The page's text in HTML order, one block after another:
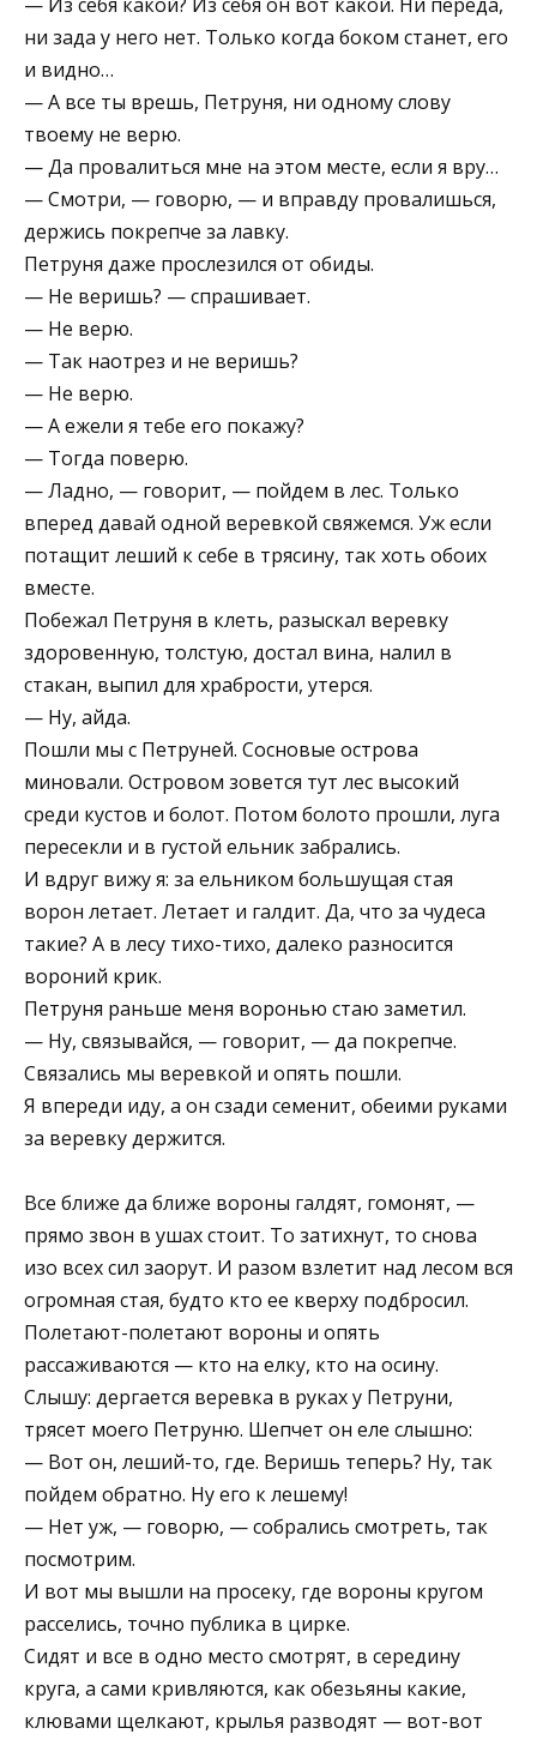
ни зада у него нет. Только когда боком станет, его
и видно…
— А все ты врешь, Петруня, ни одному слову
твоему не верю.
— Да провалиться мне на этом месте, если я вру…
— Смотри, — говорю, — и вправду провалишься,
держись покрепче за лавку.
Петруня даже прослезился от обиды.
— Не веришь? — спрашивает.
— Не верю.
— Так наотрез и не веришь?
— Не верю.
— А ежели я тебе его покажу?
— Тогда поверю.
— Ладно, — говорит, — пойдем в лес. Только
вперед давай одной веревкой свяжемся. Уж если
потащит леший к себе в трясину, так хоть обоих
вместе.
Побежал Петруня в клеть, разыскал веревку
здоровенную, толстую, достал вина, налил в
стакан, выпил для храбрости, утерся.
— Ну, айда.
Пошли мы с Петруней. Сосновые острова
миновали. Островом зовется тут лес высокий
среди кустов и болот. Потом болото прошли, луга
пересекли и в густой ельник забрались.
И вдруг вижу я: за ельником большущая стая
ворон летает. Летает и галдит. Да, что за чудеса
такие? А в лесу тихо-тихо, далеко разносится
вороний крик.
Петруня раньше меня воронью стаю заметил.
— Ну, связывайся, — говорит, — да покрепче.
Связались мы веревкой и опять пошли.
Я впереди иду, а он сзади семенит, обеими руками
за веревку держится.
Все ближе да ближе вороны галдят, гомонят, —
прямо звон в ушах стоит. То затихнут, то снова
изо всех сил заорут. И разом взлетит над лесом вся
огромная стая, будто кто ее кверху подбросил.
Полетают-полетают вороны и опять
рассаживаются — кто на елку, кто на осину.
Слышу: дергается веревка в руках у Петруни,
трясет моего Петруню. Шепчет он еле слышно:
— Вот он, леший-то, где. Веришь теперь? Ну, так
пойдем обратно. Ну его к лешему!
— Нет уж, — говорю, — собрались смотреть, так
посмотрим.
И вот мы вышли на просеку, где вороны кругом
расселись, точно публика в цирке.
Сидят и все в одно место смотрят, в середину
круга, а сами кривляются, как обезьяны какие,
клювами щелкают, крылья разводят — вот-вот